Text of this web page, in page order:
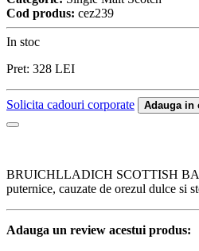
Cod produs: cez239
In stoc
Pret: 328 LEI
Solicita cadouri corporate Adauga in
BRUICHLLADICH SCOTTISH
puternice, cauzate de orezul dulce si
Adauga un review acestui produs: